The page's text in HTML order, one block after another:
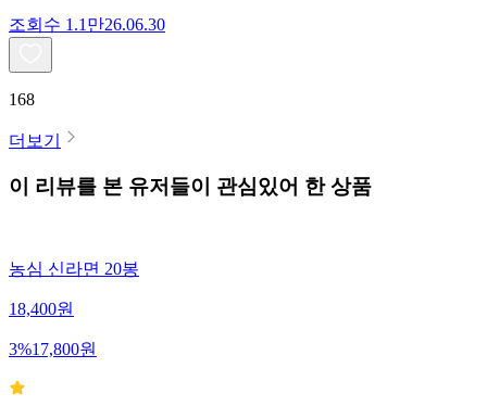
조회수 1.1만26.06.30
168
더보기
이 리뷰를 본 유저들이 관심있어 한 상품
농심 신라면 20봉
18,400원
3%17,800원